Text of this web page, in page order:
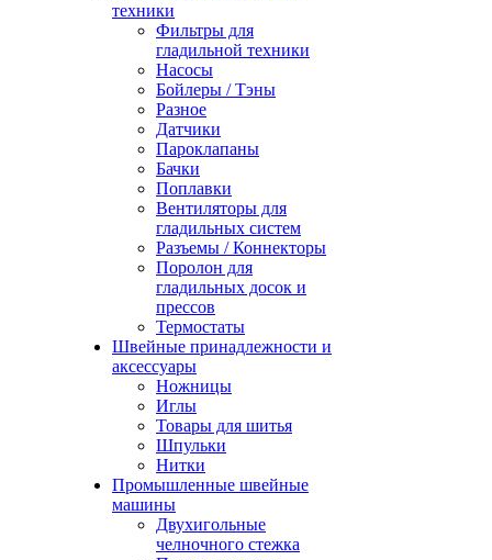
техники
Фильтры для
гладильной техники
Насосы
Бойлеры / Тэны
Разное
Датчики
Пароклапаны
Бачки
Поплавки
Вентиляторы для
гладильных систем
Разъемы / Коннекторы
Поролон для
гладильных досок и
прессов
Термостаты
Швейные принадлежности и
аксессуары
Ножницы
Иглы
Товары для шитья
Шпульки
Нитки
Промышленные швейные
машины
Двухигольные
челночного стежка